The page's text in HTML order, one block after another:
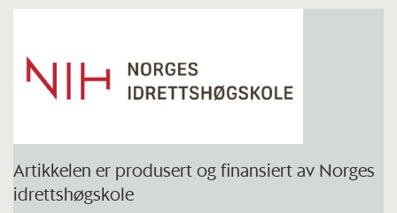
Artikkelen er produsert og finansiert av Norges
idrettshøgskole